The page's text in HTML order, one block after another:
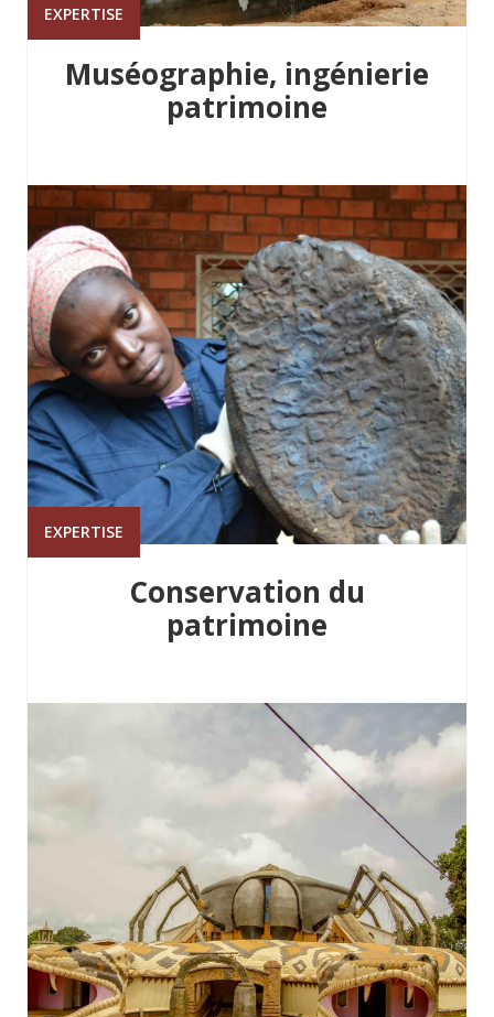
EXPERTISE
Muséographie, ingénierie
patrimoine
EXPERTISE
Conservation du
patrimoine